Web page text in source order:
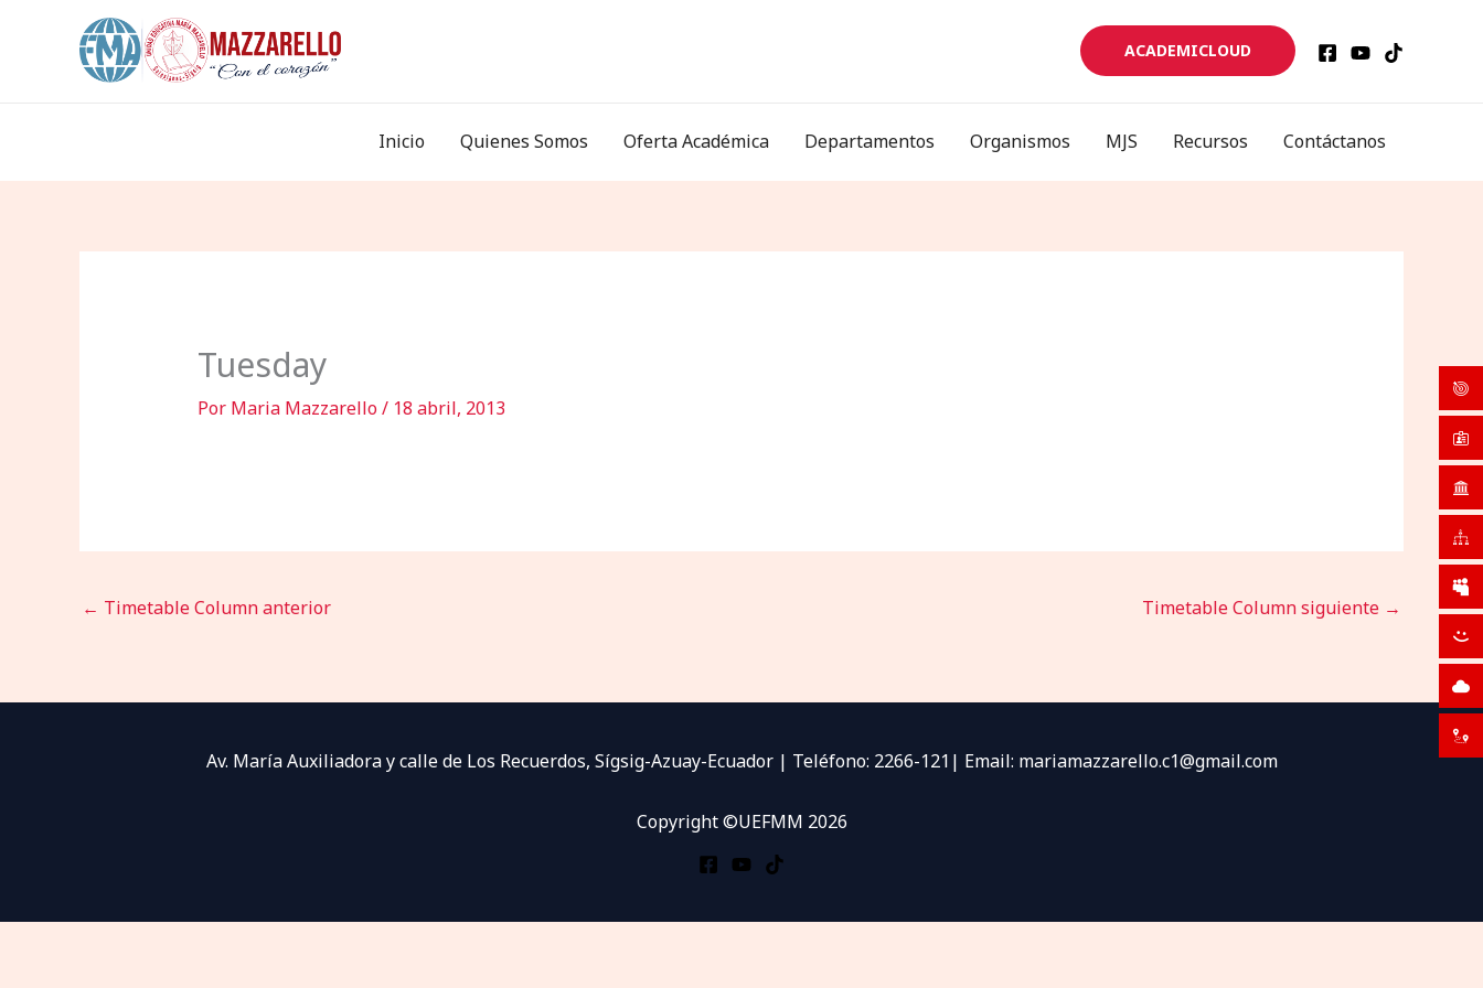
ACADEMICLOUD
Inicio Quienes Somos Oferta Académica Departamentos Organismos MJS Recursos Contáctanos
Tuesday
Por Maria Mazzarello/ 18 abril, 2013
← Timetable Column anterior Timetable Column siguiente →
Av. María Auxiliadora y calle de Los Recuerdos, Sígsig-Azuay-Ecuador | Teléfono: 2266-121| Email: mariamazzarello.c1@gmail.com
Copyright ©UEFMM 2026